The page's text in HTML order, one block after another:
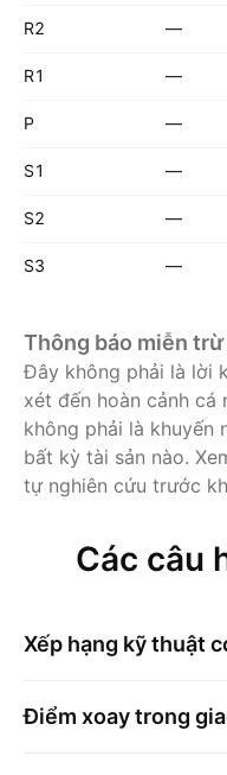
R2 —
R1 —
P —
S1 —
S2 —
S3 —
Thông báo miễn
Đây không phải là lời
xét đến hoàn cảnh cá
không phải là khuyến
bất kỳ tài sản nào.
tự nghiên cứu trước
Các câu
Xếp hạng kỹ thuật
Điểm xoay trong